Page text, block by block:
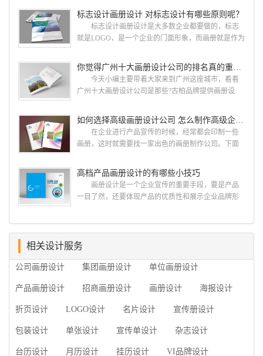
就给大家说说广州画册设计找哪家公司。 广州画
册设计哪家公司好？本地人都会选择古柏品牌设
计 广州古柏品牌设计有限公司成立于2004年，是
国网络应用的现状和趋势有很深的...
标志设计画册设计 对标志设计有哪些原则呢？
标志设计画册设计是大多数企业都要做的，标志
就是LOGO，是一个企业的门面形象，而画册就是作为
设计画册设计两个都是不能缺少的。标志设计画册设
计 简练、概括、完美!即要成功到几乎找不至更好
的替代方案的程度是我们的目标，其难度比之其它任
用目的、适用范畴并深刻...
你觉得广州十大画册设计公司的排名真的重要吗？
今天小编主要带着大家来到广州这座城市，看看
广州十大画册设计公司是那些?古柏品牌提供画册设
计经验,服务过3000多家的广州集团/单位/产品/目录画
册设计/印刷公司。相信不少喜欢设计的小伙伴都会对
今天的内容感兴趣吧! 一、广州的古柏设计 古
广的专业...
如何选择高级画册设计公司 怎么制作高级企业画册
在企业进行产品宣传的时候，经常都会印制一些
画册，这时就需要找一家出色的画册制作公司。下面
司，怎么制作高级企业画册?高级画册设计公司 如
何选择高级画册设计公司 首先是员工的能力是否
过硬。这包括调研人员观察捕捉信息、与企业顺利沟
练掌握制作软件，深谙画册设...
高档产品画册设计的有哪些小技巧
画册设计是一个企业宣传的重要手段，要是产品
一目了然，还要体现产品的优质性和展示企业品牌形
产品画册设计要注重企业文化，引起客户关注 现
在企业都在使用产品画册来进行市场宣传，高档产品
个成功的高档产品画册设计，能够将一个公司的企业
相关设计服务
公司画册设计 集团画册设计 单位画册设计
产品画册设计 招商画册设计 画册设计 海报设计
折页设计 LOGO设计 名片设计 宣传册设计
包装设计 单张设计 宣传单设计 杂志设计
台历设计 月历设计 挂历设计 VI品牌设计